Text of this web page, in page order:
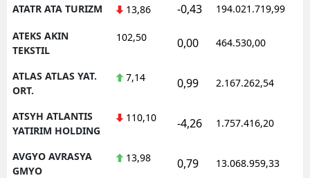
ATATR ATA TURIZM 13,86 -0,43 194.021.719,99
ATEKS AKIN
TEKSTIL
102,50 0,00 464.530,00
ATLAS ATLAS YAT.
ORT.
7,14 0,99 2.167.262,54
ATSYH ATLANTIS
YATIRIM HOLDING
110,10 -4,26 1.757.416,20
AVGYO AVRASYA
GMYO
13,98 0,79 13.068.959,33